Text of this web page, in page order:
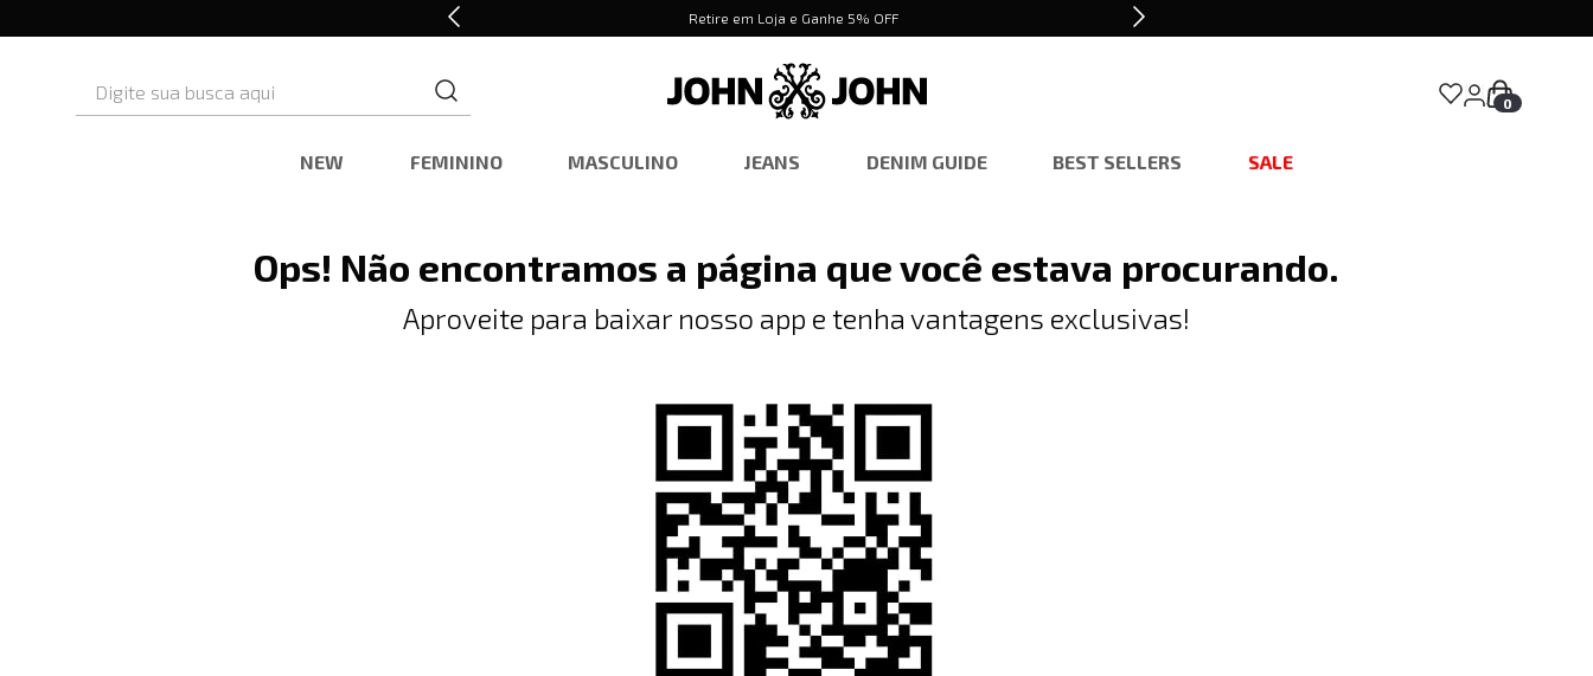
Retire em Loja e Ganhe 5% OFF
0
NEW FEMININO MASCULINO JEANS DENIM GUIDE BEST SELLERS SALE
Ops! Não encontramos a página que você estava procurando.
Aproveite para baixar nosso app e tenha vantagens exclusivas!